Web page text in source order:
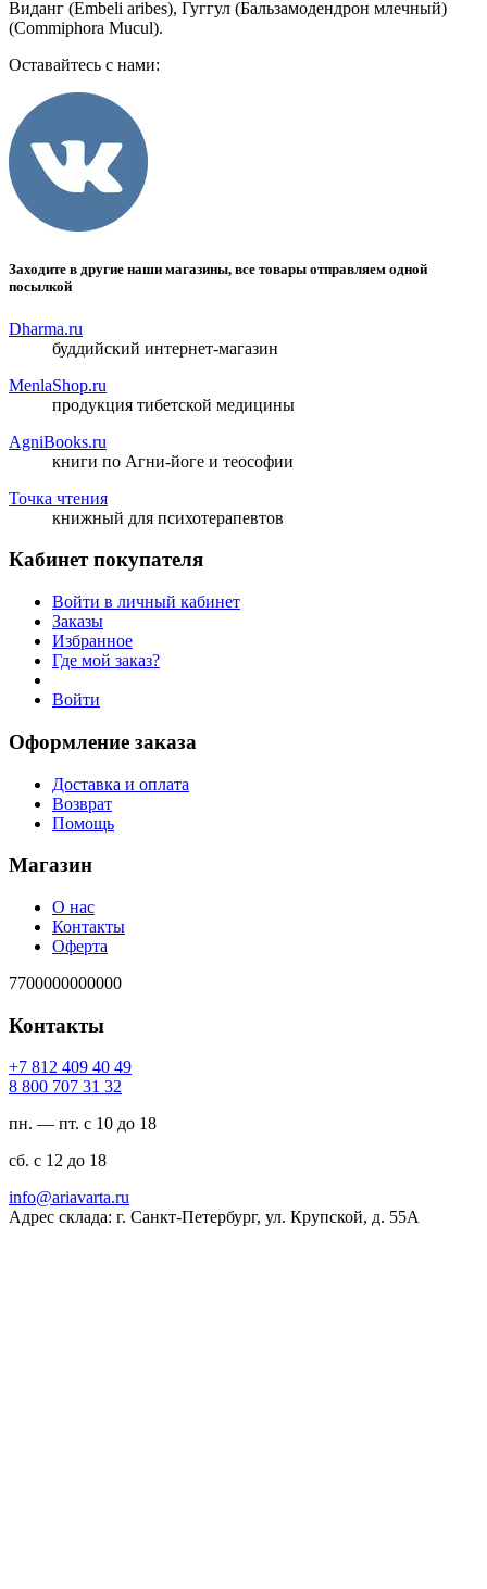
Виданг (Embeli aribes), Гуггул (Бальзамодендрон млечный)
(Commiphora Mucul).
Оставайтесь с нами:
Заходите в другие наши магазины, все товары отправляем одной
посылкой
Dharma.ru
буддийский интернет-магазин
MenlaShop.ru
продукция тибетской медицины
AgniBooks.ru
книги по Агни-йоге и теософии
Точка чтения
книжный для психотерапевтов
Кабинет покупателя
Войти в личный кабинет
Заказы
Избранное
Где мой заказ?
Войти
Оформление заказа
Доставка и оплата
Возврат
Помощь
Магазин
О нас
Контакты
Оферта
7700000000000
Контакты
94 04 904 218 7+
23 13 707 008 8
пн. — пт. с 10 до 18
сб. с 12 до 18
ur.atravaira@ofni
Адрес склада: г. Санкт-Петербург, ул. Крупской, д. 55А